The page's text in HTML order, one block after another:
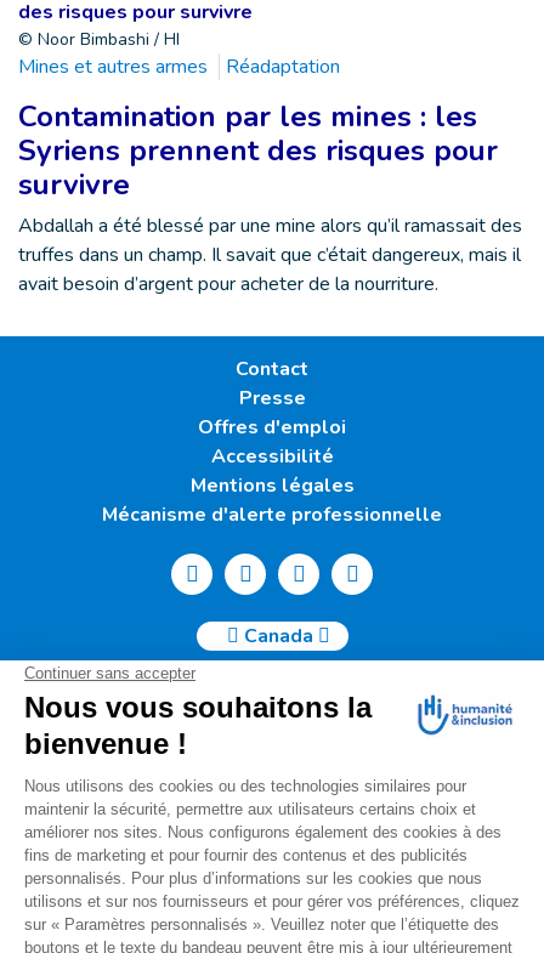
© Noor Bimbashi / HI
Mines et autres armes Réadaptation
Contamination par les mines : les
Syriens prennent des risques pour
survivre
Abdallah a été blessé par une mine alors qu’il ramassait des
truffes dans un champ. Il savait que c’était dangereux, mais il
avait besoin d’argent pour acheter de la nourriture.
Contact
Presse
Offres d'emploi
Accessibilité
Mentions légales
Mécanisme d'alerte professionnelle
Canada
Humanité & Inclusion Canada | 50, Sainte-Catherine Ouest -
Suite 500b | H2X 3V4 Montréal
info@canada.hi.org
Tél. : (514) 908-2813
No de charité : 88914 7401 RR0001